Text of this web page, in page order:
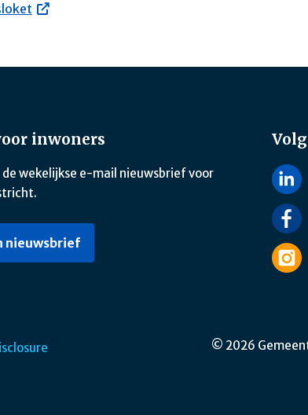
inwoners
de wekelijkse e-mail nieuwsbrief voor
nieuwsbrief
© 2026